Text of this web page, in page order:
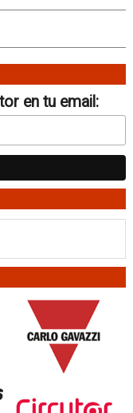
en tu email: